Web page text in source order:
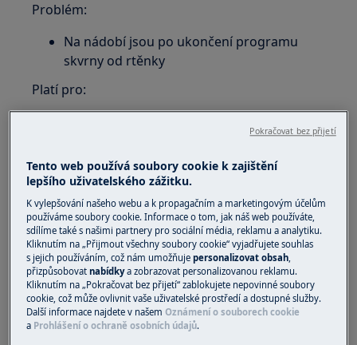
Problém:
Na nádobí jsou po ukončení programu
skvrny od rtěnky
Platí pro:
Řešení:
1. Nastavte program, který funguje s vysokou
teplotou.
2. Částečně očistěte nádobí předtím, než je
vložíte do myčky.
Výsledek bude lepší a nádobí bude čisté.
3. Použijte funkci „ExtraHygiene“ (je-li k
Tento web používá soubory cookie k zajištění
lepšího uživatelského zážitku.
K vylepšování našeho webu a k propagačním a marketingovým účelům
používáme soubory cookie. Informace o tom, jak náš web používáte,
sdílíme také s našimi partnery pro sociální média, reklamu a analytiku.
Kliknutím na „Přijmout všechny soubory cookie“ vyjadřujete souhlas
s jejich používáním, což nám umožňujepersonalizovat obsah,
přizpůsobovatnabídkya zobrazovat personalizovanou reklamu.
Kliknutím na „Pokračovat bez přijetí“ zablokujete nepovinné soubory
cookie, což může ovlivnit vaše uživatelské prostředí a dostupné služby.
Další informace najdete v našemOznámení o souborech cookie
a Prohlášení o ochraně osobních údajů.
Pokračovat bez přijetí